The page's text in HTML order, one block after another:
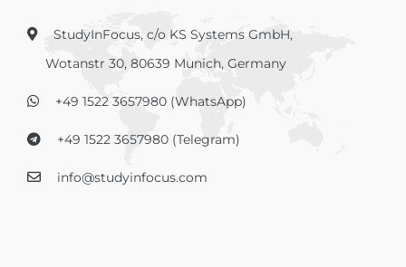
StudyInFocus, c/o KS Systems GmbH,
Wotanstr 30, 80639 Munich, Germany
+49 1522 3657980 (WhatsApp)
+49 1522 3657980 (Telegram)
info@studyinfocus.com